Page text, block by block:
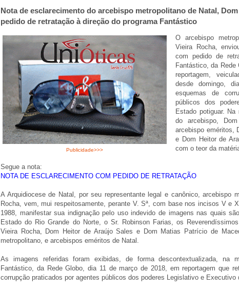
Nota de esclarecimento do arcebispo metropolitano de Natal,
pedido de retratação à direção do programa Fantástico
Publicidade>>>
O arcebispo
Vieira Rocha,
com pedido de
Fantástico, da Rede
reportagem,
desde domingo,
esquemas de
públicos dos
Estado potiguar. Na
do arcebispo,
arcebispo eméritos,
e Dom Heitor de
com o teor da
Segue a nota:
NOTA DE ESCLARECIMENTO COM PEDIDO DE RETRATAÇÃO
A Arquidiocese de Natal, por seu representante legal e canônico, arcebispo
Rocha, vem, mui respeitosamente, perante V. Sª, com base nos incisos V e
1988, manifestar sua indignação pelo uso indevido de imagens nas quais
Estado do Rio Grande do Norte, o Sr. Robinson Farias, os
Vieira Rocha, Dom Heitor de Araújo Sales e Dom Matias Patrício de
metropolitano, e arcebispos eméritos de Natal.
As imagens referidas foram exibidas, de forma descontextualizada, na
Fantástico, da Rede Globo, dia 11 de março de 2018, em reportagem que
corrupção praticados por agentes públicos dos poderes Legislativo e Executivo